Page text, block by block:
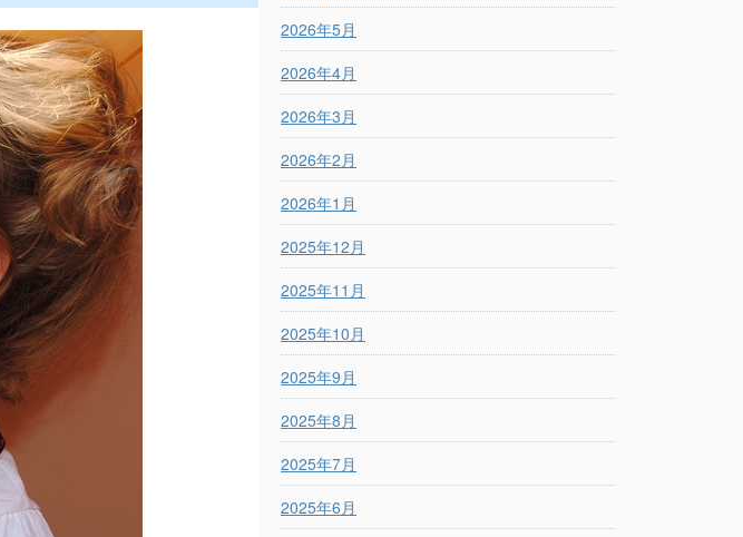
2026年5月
2026年4月
2026年3月
2026年2月
2026年1月
2025年12月
2025年11月
2025年10月
2025年9月
2025年8月
2025年7月
2025年6月